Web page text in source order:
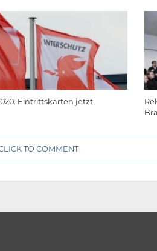
Eintrittskarten jetzt
TO COMMENT